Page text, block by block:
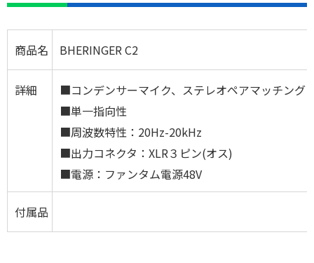
商品名 BHERINGER C2
詳細
■コンデンサーマイク、ステレオペアマッチング
■単一指向性
■周波数特性：20Hz-20kHz
■出力コネクタ：XLR３ピン(オス)
■電源：ファンタム電源48V
付属品